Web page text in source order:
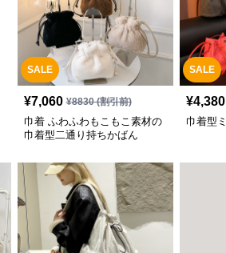
SALE
¥7,060 ¥8830(割引前)
巾着 ふわふわもこもこ素材の
巾着型二通り持ちかばん
SALE
¥4,380
巾着型